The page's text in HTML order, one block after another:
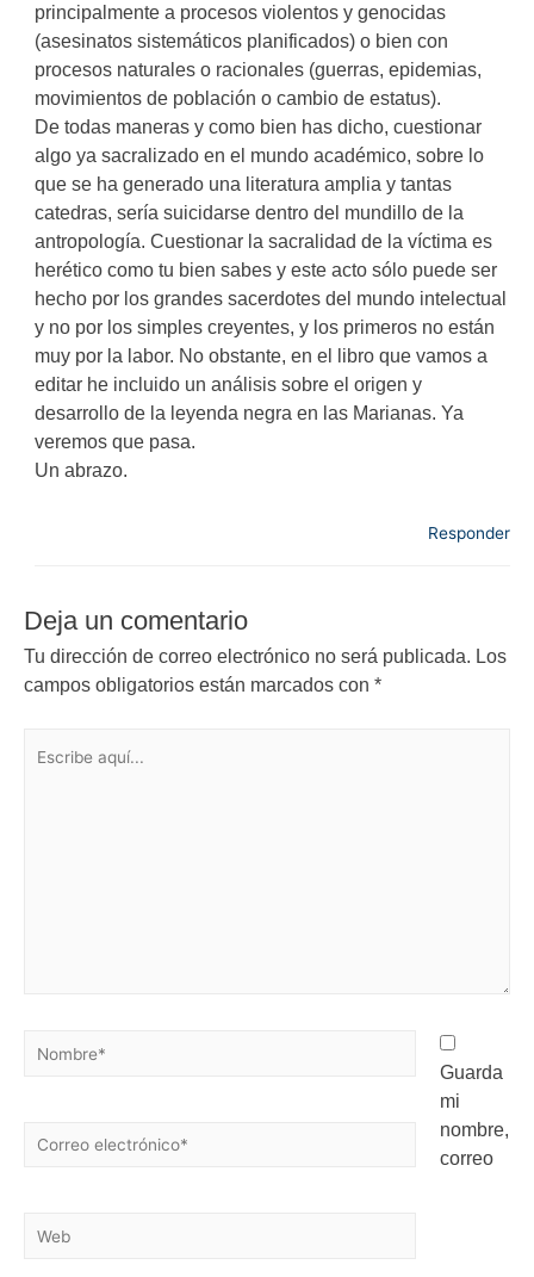
principalmente a procesos violentos y genocidas
(asesinatos sistemáticos planificados) o bien con
procesos naturales o racionales (guerras, epidemias,
movimientos de población o cambio de estatus).
De todas maneras y como bien has dicho, cuestionar
algo ya sacralizado en el mundo académico, sobre lo
que se ha generado una literatura amplia y tantas
catedras, sería suicidarse dentro del mundillo de la
antropología. Cuestionar la sacralidad de la víctima es
herético como tu bien sabes y este acto sólo puede ser
hecho por los grandes sacerdotes del mundo intelectual
y no por los simples creyentes, y los primeros no están
muy por la labor. No obstante, en el libro que vamos a
editar he incluido un análisis sobre el origen y
desarrollo de la leyenda negra en las Marianas. Ya
veremos que pasa.
Un abrazo.
Responder
Deja un comentario
Tu dirección de correo electrónico no será publicada. Los
campos obligatorios están marcados con *
Guarda
mi
nombre,
correo